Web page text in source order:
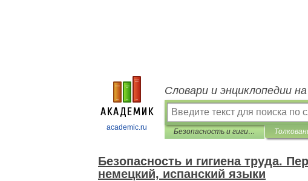
academic.ru
Словари и энциклопедии
Безопасность и гигиена труда. Перевод на английский, французский, немецкий, испанский языки
Безопасность и гигиена труда.
немецкий, испанский языки